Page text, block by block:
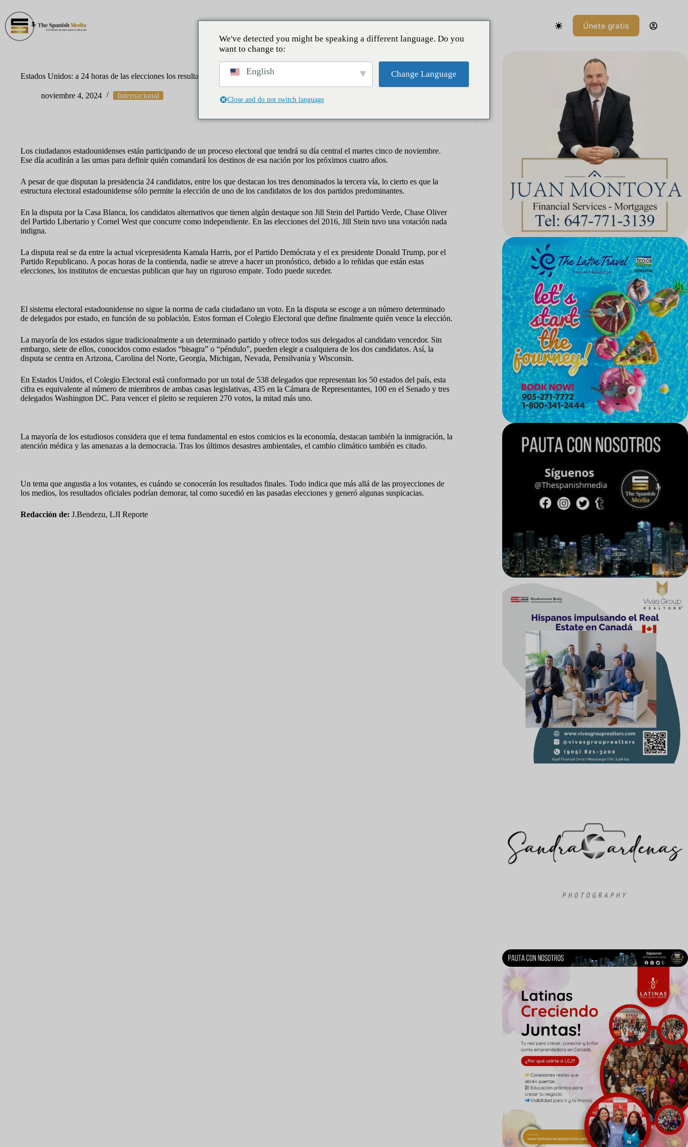
contenido
Únete gratis
Estados Unidos: a 24 horas de las elecciones los resultados son impredecibles
noviembre 4, 2024 Internacional
Los ciudadanos estadounidenses están participando de un proceso electoral que tendrá su día central el martes cinco de noviembre.
Ese día acudirán a las urnas para definir quién comandará los destinos de esa nación por los próximos cuatro años.
A pesar de que disputan la presidencia 24 candidatos, entre los que destacan los tres denominados la tercera vía, lo cierto es que la
estructura electoral estadounidense sólo permite la elección de uno de los candidatos de los dos partidos predominantes.
En la disputa por la Casa Blanca, los candidatos alternativos que tienen algún destaque son Jill Stein del Partido Verde, Chase Oliver
del Partido Libertario y Cornel West que concurre como independiente. En las elecciones del 2016, Jill Stein tuvo una votación nada
indigna.
La disputa real se da entre la actual vicepresidenta Kamala Harris, por el Partido Demócrata y el ex presidente Donald Trump, por el
Partido Republicano. A pocas horas de la contienda, nadie se atreve a hacer un pronóstico, debido a lo reñidas que están estas
elecciones, los institutos de encuestas publican que hay un riguroso empate. Todo puede suceder.
El sistema electoral estadounidense no sigue la norma de cada ciudadano un voto. En la disputa se escoge a un número determinado
de delegados por estado, en función de su población. Estos forman el Colegio Electoral que define finalmente quién vence la elección.
La mayoría de los estados sigue tradicionalmente a un determinado partido y ofrece todos sus delegados al candidato vencedor. Sin
embargo, siete de ellos, conocidos como estados “bisagra” o “péndulo”, pueden elegir a cualquiera de los dos candidatos. Así, la
disputa se centra en Arizona, Carolina del Norte, Georgia, Michigan, Nevada, Pensilvania y Wisconsin.
En Estados Unidos, el Colegio Electoral está conformado por un total de 538 delegados que representan los 50 estados del país, esta
cifra es equivalente al número de miembros de ambas casas legislativas, 435 en la Cámara de Representantes, 100 en el Senado y tres
delegados Washington DC. Para vencer el pleito se requieren 270 votos, la mitad más uno.
La mayoría de los estudiosos considera que el tema fundamental en estos comicios es la economía, destacan también la inmigración, la
atención médica y las amenazas a la democracia. Tras los últimos desastres ambientales, el cambio climático también es citado.
Un tema que angustia a los votantes, es cuándo se conocerán los resultados finales. Todo indica que más allá de las proyecciones de
los medios, los resultados oficiales podrían demorar, tal como sucedió en las pasadas elecciones y generó algunas suspicacias.
Redacción de: J.Bendezu, LJI Reporte
We've detected you might be speaking a different language. Do you
want to change to:
English Change Language
Close and do not switch language